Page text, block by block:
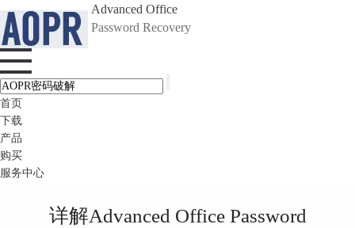
Advanced Office
Password Recovery
首页
下载
产品
购买
服务中心
详解Advanced Office Password